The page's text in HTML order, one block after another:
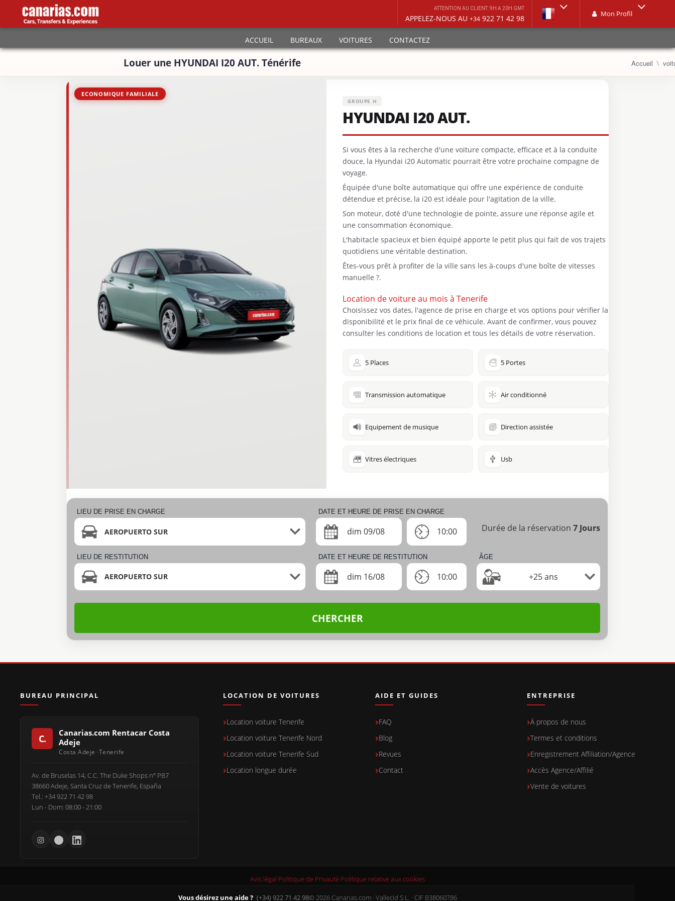
ATTENTION AU CLIENT: 9H A 20H GMT
APPELEZ-NOUS AU +34 922 71 42 98 Mon Profil
ACCUEIL BUREAUX VOITURES CONTACTEZ
Louer une HYUNDAI I20 AUT. Ténérife Accueil
ECONOMIQUE FAMILIALE
LIEU DE PRISE EN CHARGE
AEROPUERTO SUR
DATE ET HEURE DE PRISE EN CHARGE
dim 09/08 10:00 Durée de la réservation 7 Jours
LIEU DE RESTITUTION
AEROPUERTO SUR
DATE ET HEURE DE RESTITUTION
dim 16/08 10:00
ÂGE
+25 ans
CHERCHER
GROUPE H
HYUNDAI I20 AUT.
Si vous êtes à la recherche d'une voiture compacte, efficace et à la conduite
douce, la Hyundai i20 Automatic pourrait être votre prochaine compagne de
voyage.
Équipée d'une boîte automatique qui offre une expérience de conduite
détendue et précise, la i20 est idéale pour l'agitation de la ville.
Son moteur, doté d'une technologie de pointe, assure une réponse agile et
une consommation économique.
L'habitacle spacieux et bien équipé apporte le petit plus qui fait de vos trajets
quotidiens une véritable destination.
Êtes-vous prêt à profiter de la ville sans les à-coups d'une boîte de vitesses
manuelle ?.
Location de voiture au mois à Tenerife
Choisissez vos dates, l'agence de prise en charge et vos options pour vérifier la
disponibilité et le prix final de ce véhicule. Avant de confirmer, vous pouvez
consulter les conditions de location et tous les détails de votre réservation.
5 Places 5 Portes
Transmission automatique Air conditionné
Equipement de musique Direction assistée
Vitres électriques Usb
BUREAU PRINCIPAL
Canarias.com Rentacar Costa
Adeje
Av. de Bruselas 14, C.C. The Duke Shops nº PB7
38660 Adeje, Santa Cruz de Tenerife, España
Tel.: +34 922 71 42 98
Lun - Dom: 08:00 - 21:00
LOCATION DE VOITURES
Location voiture Tenerife
Location voiture Tenerife Nord
Location voiture Tenerife Sud
Location longue durée
AIDE ET GUIDES
FAQ
Blog
Revues
Contact
ENTREPRISE
À propos de nous
Termes et conditions
Enregistrement Affiliation/Agence
Accès Agence/Affilié
Vente de voitures
Avis légal·Politique de Privauté·Politique relative aux cookies
Vous désirez une aide ? (+34) 922 71 42 98© 2026 Canarias.com · Vallecid S.L. · CIF B38060786